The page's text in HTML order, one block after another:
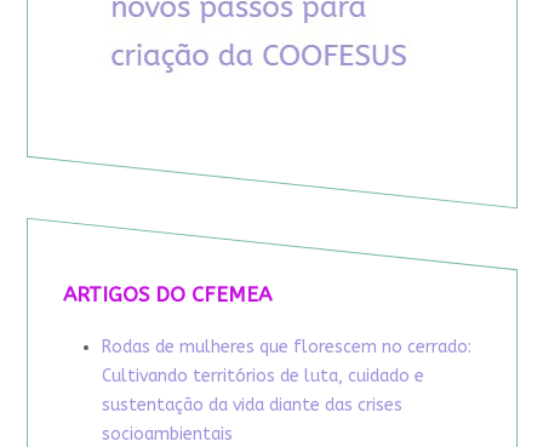
ARTIGOS DO CFEMEA
Rodas de mulheres que florescem no cerrado:
Cultivando territórios de luta, cuidado e
sustentação da vida diante das crises
socioambientais